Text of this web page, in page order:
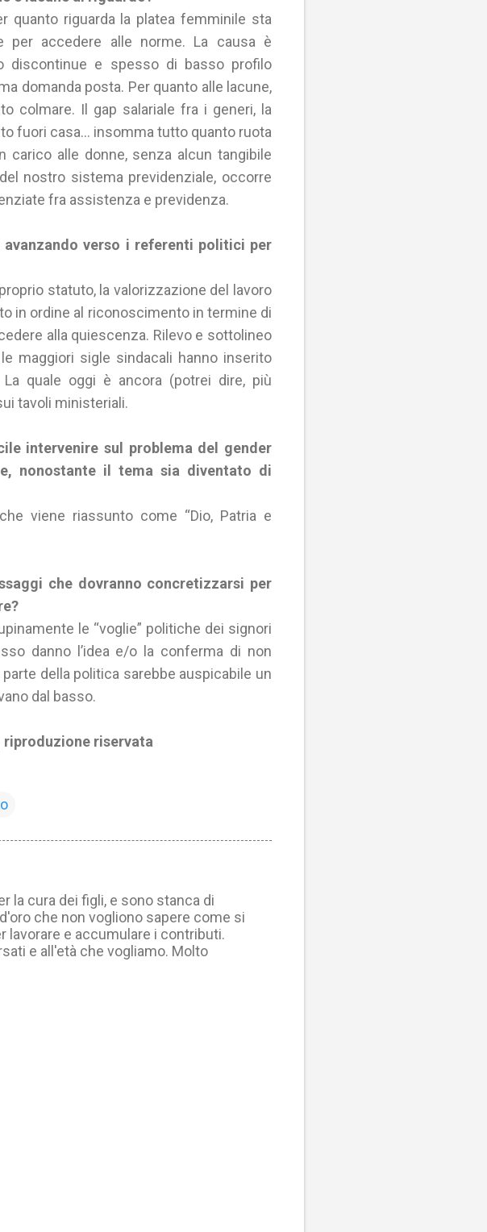
quanto riguarda la platea femminile sta
per accedere alle norme. La causa è
discontinue e spesso di basso profilo
domanda posta. Per quanto alle lacune,
colmare. Il gap salariale fra i generi, la
fuori casa… insomma tutto quanto ruota
alle donne, senza alcun tangibile
nostro sistema previdenziale, occorre
fra assistenza e previdenza.
verso i referenti politici per
statuto, la valorizzazione del lavoro
in ordine al riconoscimento in termine di
alla quiescenza. Rilevo e sottolineo
maggiori sigle sindacali hanno inserito
quale oggi è ancora (potrei dire, più
tavoli ministeriali.
intervenire sul problema del gender
nonostante il tema sia diventato di
viene riassunto come “Dio, Patria e
che dovranno concretizzarsi per
le “voglie” politiche dei signori
danno l’idea e/o la conferma di non
della politica sarebbe auspicabile un
dal basso.
riproduzione riservata
la cura dei figli, e sono stanca di
che non vogliono sapere come si
lavorare e accumulare i contributi.
e all'età che vogliamo. Molto